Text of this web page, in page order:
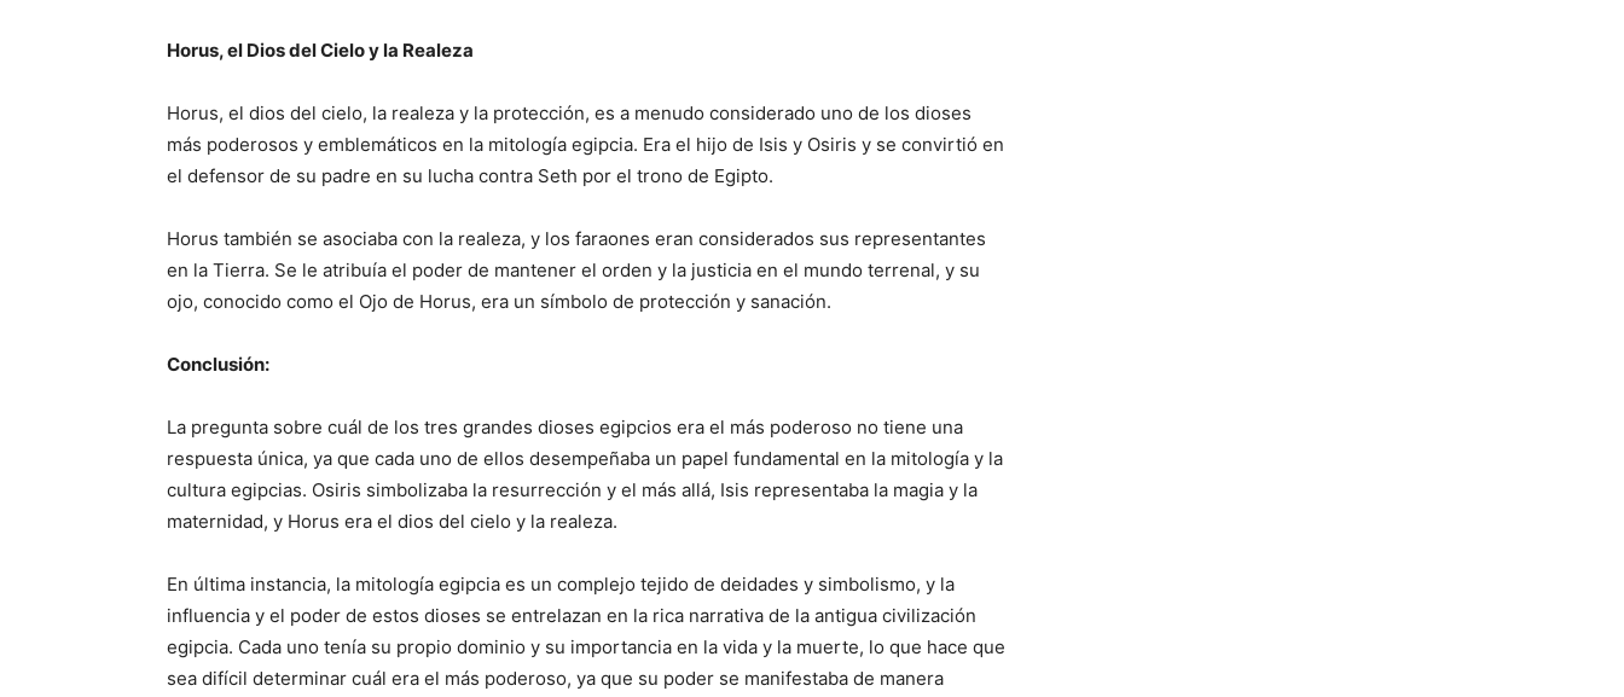
Horus, el Dios del Cielo y la Realeza
Horus, el dios del cielo, la realeza y la protección, es a menudo considerado uno de los dioses
más poderosos y emblemáticos en la mitología egipcia. Era el hijo de Isis y Osiris y se convirtió en
el defensor de su padre en su lucha contra Seth por el trono de Egipto.
Horus también se asociaba con la realeza, y los faraones eran considerados sus representantes
en la Tierra. Se le atribuía el poder de mantener el orden y la justicia en el mundo terrenal, y su
ojo, conocido como el Ojo de Horus, era un símbolo de protección y sanación.
Conclusión:
La pregunta sobre cuál de los tres grandes dioses egipcios era el más poderoso no tiene una
respuesta única, ya que cada uno de ellos desempeñaba un papel fundamental en la mitología y la
cultura egipcias. Osiris simbolizaba la resurrección y el más allá, Isis representaba la magia y la
maternidad, y Horus era el dios del cielo y la realeza.
En última instancia, la mitología egipcia es un complejo tejido de deidades y simbolismo, y la
influencia y el poder de estos dioses se entrelazan en la rica narrativa de la antigua civilización
egipcia. Cada uno tenía su propio dominio y su importancia en la vida y la muerte, lo que hace que
sea difícil determinar cuál era el más poderoso, ya que su poder se manifestaba de manera